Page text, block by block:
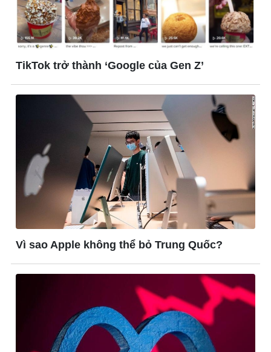
Nam khoa
Làm đẹp - giảm cân
Phòng mạch online
Ăn sạch sống khỏe
Sân khấu - Điện ảnh
Văn học
Âm nhạc
Di sản
TikTok trở thành ‘Google của Gen Z’
Vì sao Apple không thể bỏ Trung Quốc?